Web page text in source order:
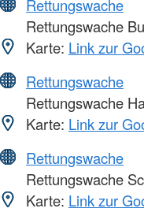
Rettungswache
Rettungswache
Karte: Link zur
Rettungswache
Rettungswache
Karte: Link zur
Rettungswache
Rettungswache
Karte: Link zur